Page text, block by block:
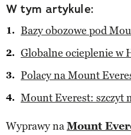
W tym artykule:
Bazy obozowe pod
Globalne ocieplenie w
Polacy na Mount
Mount Everest: szczyt
Wyprawy naMount